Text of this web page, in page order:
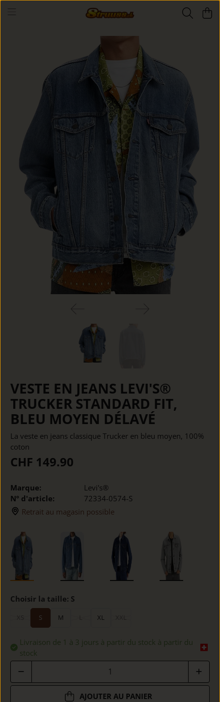
VESTE EN JEANS LEVI'S®
TRUCKER STANDARD FIT,
BLEU MOYEN DÉLAVÉ
La veste en jeans classique Trucker en bleu moyen, 100%
coton
CHF 149.90
Marque:
Levi's®
Nº d'article:
72334-0574-S
Retrait au magasin possible
Choisir la taille: S
S M XL
Livraison de 1 à 3 jours à partir du stock à partir du
stock
AJOUTER AU PANIER